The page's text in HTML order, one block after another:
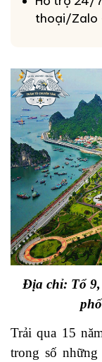
thoại/Zalo
Địa chỉ: Tổ
Trải qua 15
trong số